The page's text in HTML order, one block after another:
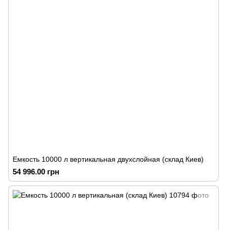
Емкость 10000 л вертикальная двухслойная (склад Киев)
54 996.00 грн